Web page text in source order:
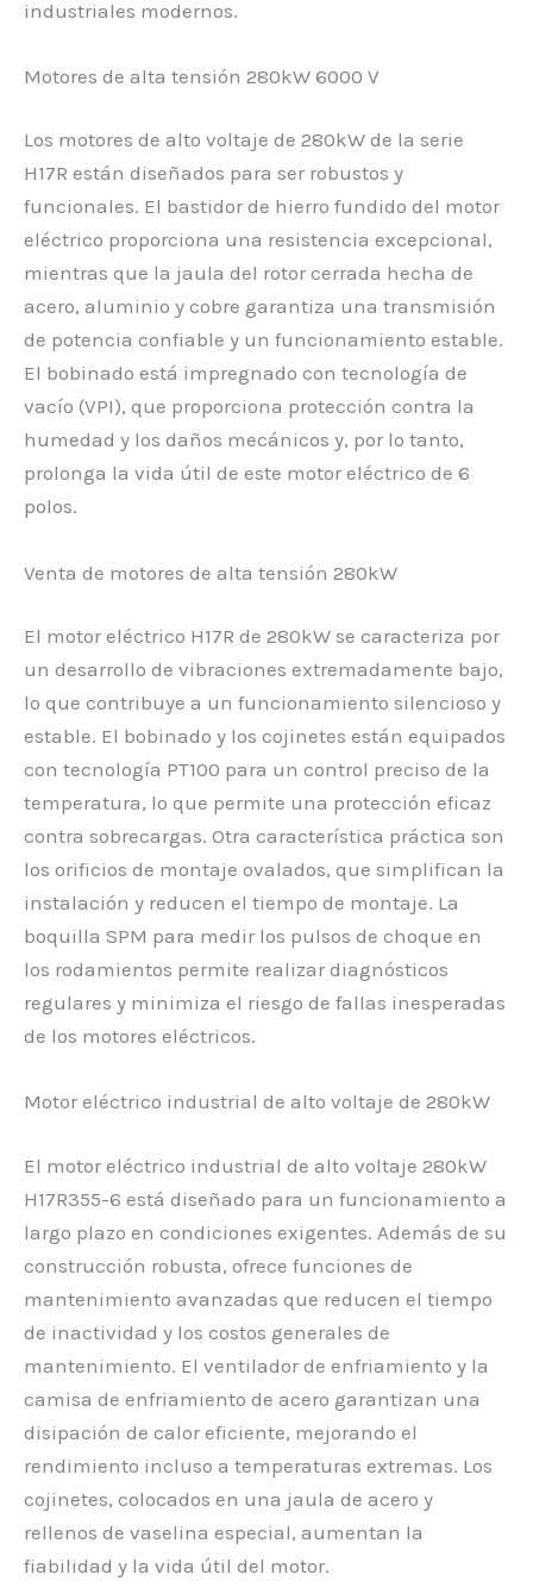
industriales modernos.
Motores de alta tensión 280kW 6000 V
Los motores de alto voltaje de 280kW de la serie
H17R están diseñados para ser robustos y
funcionales. El bastidor de hierro fundido del motor
eléctrico proporciona una resistencia excepcional,
mientras que la jaula del rotor cerrada hecha de
acero, aluminio y cobre garantiza una transmisión
de potencia confiable y un funcionamiento estable.
El bobinado está impregnado con tecnología de
vacío (VPI), que proporciona protección contra la
humedad y los daños mecánicos y, por lo tanto,
prolonga la vida útil de este motor eléctrico de 6
polos.
Venta de motores de alta tensión 280kW
El motor eléctrico H17R de 280kW se caracteriza por
un desarrollo de vibraciones extremadamente bajo,
lo que contribuye a un funcionamiento silencioso y
estable. El bobinado y los cojinetes están equipados
con tecnología PT100 para un control preciso de la
temperatura, lo que permite una protección eficaz
contra sobrecargas. Otra característica práctica son
los orificios de montaje ovalados, que simplifican la
instalación y reducen el tiempo de montaje. La
boquilla SPM para medir los pulsos de choque en
los rodamientos permite realizar diagnósticos
regulares y minimiza el riesgo de fallas inesperadas
de los motores eléctricos.
Motor eléctrico industrial de alto voltaje de 280kW
El motor eléctrico industrial de alto voltaje 280kW
H17R355-6 está diseñado para un funcionamiento a
largo plazo en condiciones exigentes. Además de su
construcción robusta, ofrece funciones de
mantenimiento avanzadas que reducen el tiempo
de inactividad y los costos generales de
mantenimiento. El ventilador de enfriamiento y la
camisa de enfriamiento de acero garantizan una
disipación de calor eficiente, mejorando el
rendimiento incluso a temperaturas extremas. Los
cojinetes, colocados en una jaula de acero y
rellenos de vaselina especial, aumentan la
fiabilidad y la vida útil del motor.